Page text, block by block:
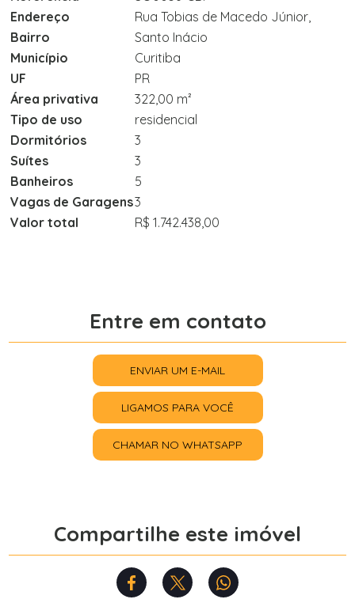
Endereço
Rua Tobias de Macedo Júnior,
Bairro
Santo Inácio
Município
Curitiba
UF
PR
Área privativa
322,00 m²
Tipo de uso
residencial
Dormitórios
3
Suítes
3
Banheiros
5
Vagas de Garagens3
Valor total
R$ 1.742.438,00
Entre em contato
ENVIAR UM E-MAIL
LIGAMOS PARA VOCÊ
CHAMAR NO WHATSAPP
Compartilhe este imóvel